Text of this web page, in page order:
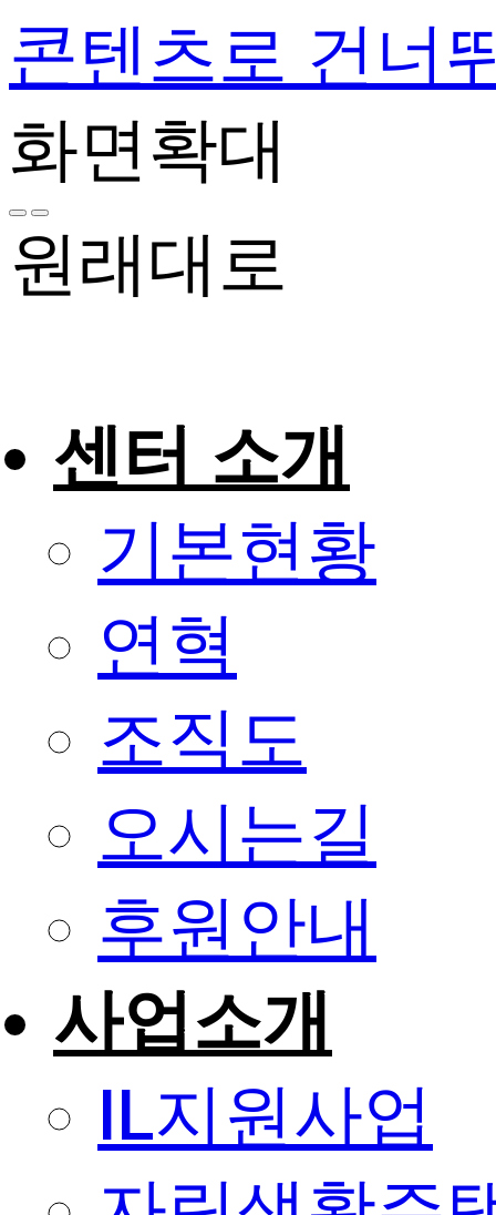
콘텐츠로 건너
화면확대
원래대로
센터 소개
기본현황
연혁
조직도
오시는길
후원안내
사업소개
IL지원사업